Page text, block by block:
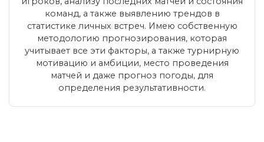
команд, а также выявлению трендов в
статистике личных встреч. Имею собственную
методологию прогнозирования, которая
учитывает все эти факторы, а также турнирную
мотивацию и амбиции, место проведения
матчей и даже прогноз погоды, для
определения результативности.